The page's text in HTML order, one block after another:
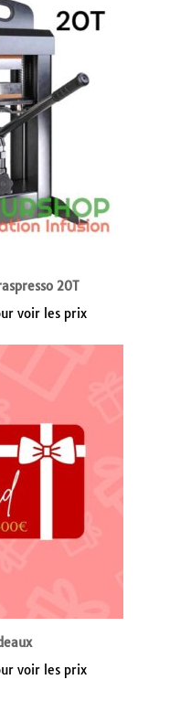
20T
voir les prix
voir les prix